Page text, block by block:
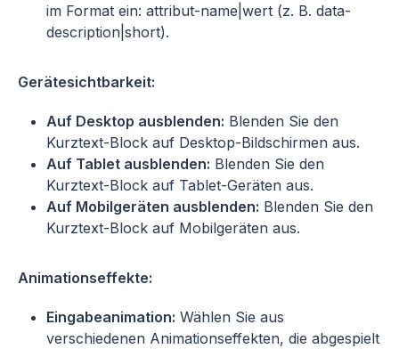
im Format ein: attribut-name|wert (z. B. data-
description|short).
Gerätesichtbarkeit:
Auf Desktop ausblenden: Blenden Sie den
Kurztext-Block auf Desktop-Bildschirmen aus.
Auf Tablet ausblenden: Blenden Sie den
Kurztext-Block auf Tablet-Geräten aus.
Auf Mobilgeräten ausblenden: Blenden Sie den
Kurztext-Block auf Mobilgeräten aus.
Animationseffekte:
Eingabeanimation: Wählen Sie aus
verschiedenen Animationseffekten, die abgespielt